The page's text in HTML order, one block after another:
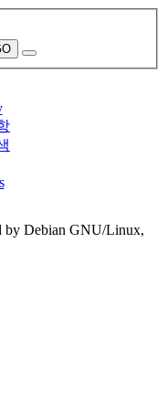
by Debian GNU/Linux,